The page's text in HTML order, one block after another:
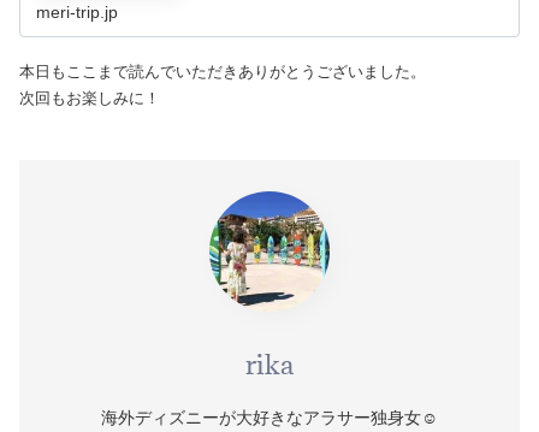
meri-trip.jp
本日もここまで読んでいただきありがとうございました。
次回もお楽しみに！
rika
海外ディズニーが大好きなアラサー独身女☺️